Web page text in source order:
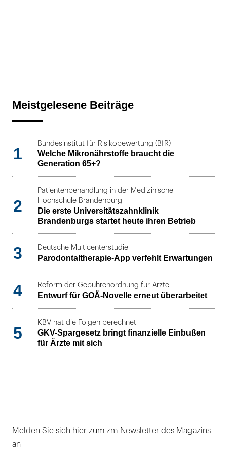
Meistgelesene Beiträge
1
Bundesinstitut für Risikobewertung (BfR)
Welche Mikronährstoffe braucht die
Generation 65+?
2
Patientenbehandlung in der Medizinische
Hochschule Brandenburg
Die erste Universitätszahnklinik
Brandenburgs startet heute ihren Betrieb
3 Deutsche Multicenterstudie
Parodontaltherapie-App verfehlt Erwartungen
4 Reform der Gebührenordnung für Ärzte
Entwurf für GOÄ-Novelle erneut überarbeitet
5
KBV hat die Folgen berechnet
GKV-Spargesetz bringt finanzielle Einbußen
für Ärzte mit sich
Melden Sie sich hier zum zm-Newsletter des Magazins
an